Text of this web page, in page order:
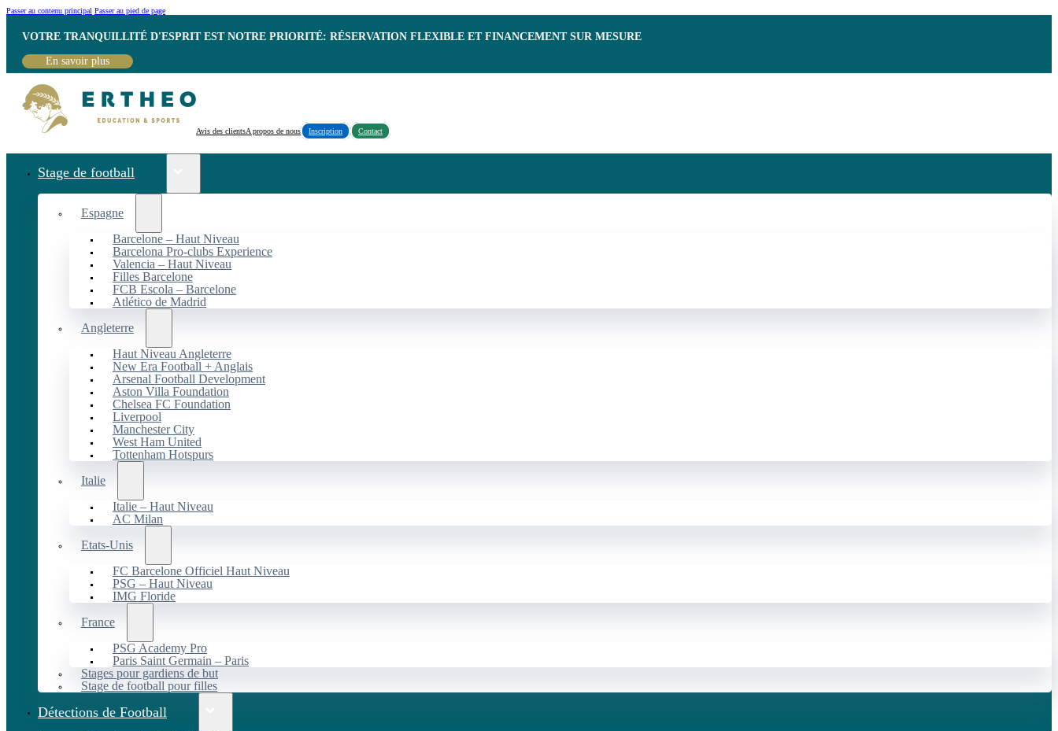
Passer au contenu principal Passer au pied de page
VOTRE TRANQUILLITÉ D'ESPRIT EST NOTRE PRIORITÉ: RÉSERVATION FLEXIBLE ET FINANCEMENT SUR MESURE
En savoir plus
Avis des clientsA propos de nous Inscription Contact
Stage de football
Espagne
Barcelone – Haut Niveau
Barcelona Pro-clubs Experience
Valencia – Haut Niveau
Filles Barcelone
FCB Escola – Barcelone
Atlético de Madrid
Angleterre
Haut Niveau Angleterre
New Era Football + Anglais
Arsenal Football Development
Aston Villa Foundation
Chelsea FC Foundation
Liverpool
Manchester City
West Ham United
Tottenham Hotspurs
Italie
Italie – Haut Niveau
AC Milan
Etats-Unis
FC Barcelone Officiel Haut Niveau
PSG – Haut Niveau
IMG Floride
France
PSG Academy Pro
Paris Saint Germain – Paris
Stages pour gardiens de but
Stage de football pour filles
Détections de Football